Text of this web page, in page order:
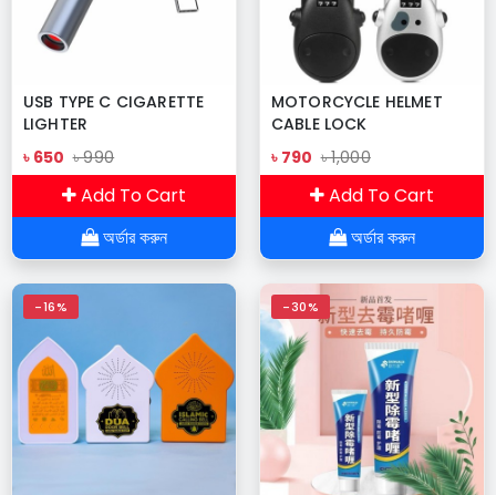
USB TYPE C CIGARETTE
LIGHTER
৳ 650 ৳ 990
Add To Cart
অর্ডার করুন
MOTORCYCLE HELMET
CABLE LOCK
৳ 790 ৳ 1,000
Add To Cart
অর্ডার করুন
-16% -30%